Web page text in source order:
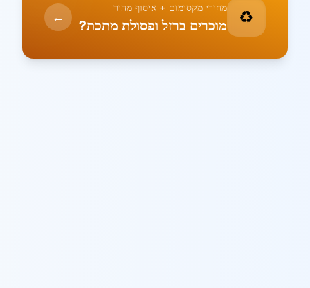
♻️ מחירי מקסימום + איסוף מהיר
מוכרים ברזל ופסולת מתכת? ←